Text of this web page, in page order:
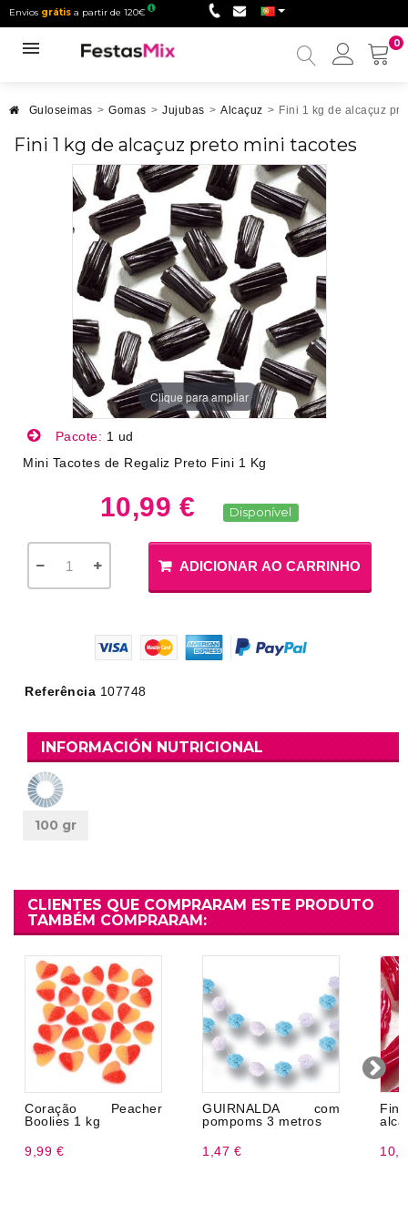
Envios grátis a partir de 120€
0
Minha
Guloseimas > Gomas > Jujubas > Alcaçuz > Fini 1 kg de alcaçuz
Fini 1 kg de alcaçuz preto mini tacotes
Clique para ampliar
Pacote: 1 ud
Mini Tacotes de Regaliz Preto Fini 1 Kg
10,99 € Disponível
ADICIONAR AO CARRINHO
Referência 107748
INFORMACIÓN NUTRICIONAL
100 gr
CLIENTES QUE COMPRARAM ESTE PRODUTO
TAMBÉM COMPRARAM:
Coração Peacher
Boolies 1 kg
9,99 €
GUIRNALDA com
pompoms 3 metros
1,47 €